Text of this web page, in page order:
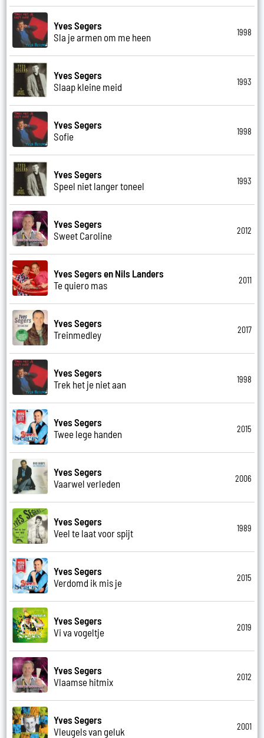
Yves Segers
Sla je armen om me heen
1998
Yves Segers
Slaap kleine meid
1993
Yves Segers
Sofie
1998
Yves Segers
Speel niet langer toneel
1993
Yves Segers
Sweet Caroline
2012
Yves Segers en Nils Landers
Te quiero mas
2011
Yves Segers
Treinmedley
2017
Yves Segers
Trek het je niet aan
1998
Yves Segers
Twee lege handen
2015
Yves Segers
Vaarwel verleden
2006
Yves Segers
Veel te laat voor spijt
1989
Yves Segers
Verdomd ik mis je
2015
Yves Segers
Vi va vogeltje
2019
Yves Segers
Vlaamse hitmix
2012
Yves Segers
Vleugels van geluk
2001